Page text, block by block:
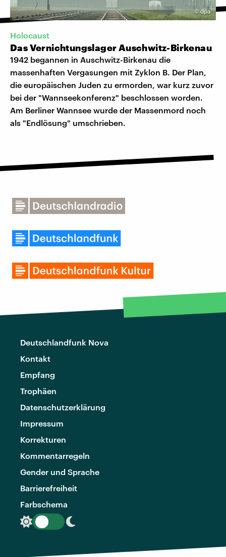
©dpa
Holocaust
Das Vernichtungslager Auschwitz-Birkenau
1942 begannen in Auschwitz-Birkenau die
massenhaften Vergasungen mit Zyklon B. Der Plan,
die europäischen Juden zu ermorden, war kurz zuvor
bei der "Wannseekonferenz" beschlossen worden.
Am Berliner Wannsee wurde der Massenmord noch
als "Endlösung" umschrieben.
Deutschlandfunk Nova
Kontakt
Empfang
Trophäen
Datenschutzerklärung
Impressum
Korrekturen
Kommentarregeln
Gender und Sprache
Barrierefreiheit
Farbschema